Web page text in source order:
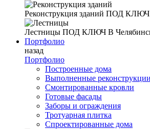
Реконструкция зданий ПОД КЛЮЧ
Лестницы ПОД КЛЮЧ В
Портфолио
назад
Портфолио
Построенные дома
Выполненные реконструкции
Смонтированные кровли
Готовые фасады
Заборы и ограждения
Тротуарная плитка
Спроектированные дома